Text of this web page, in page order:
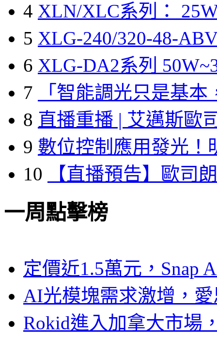
4 XLN/XLC系列：
5 XLG-240/320-48-
6 XLG-DA2系列
7
「智能調光只是基本
8 直播重播 | 艾邁斯歐
9 數位控制應用發光！
10
【直播預告】歐司
一周點擊榜
定價近1.5萬元，Snap
AI光模塊需求激增，
Rokid進入加拿大市場